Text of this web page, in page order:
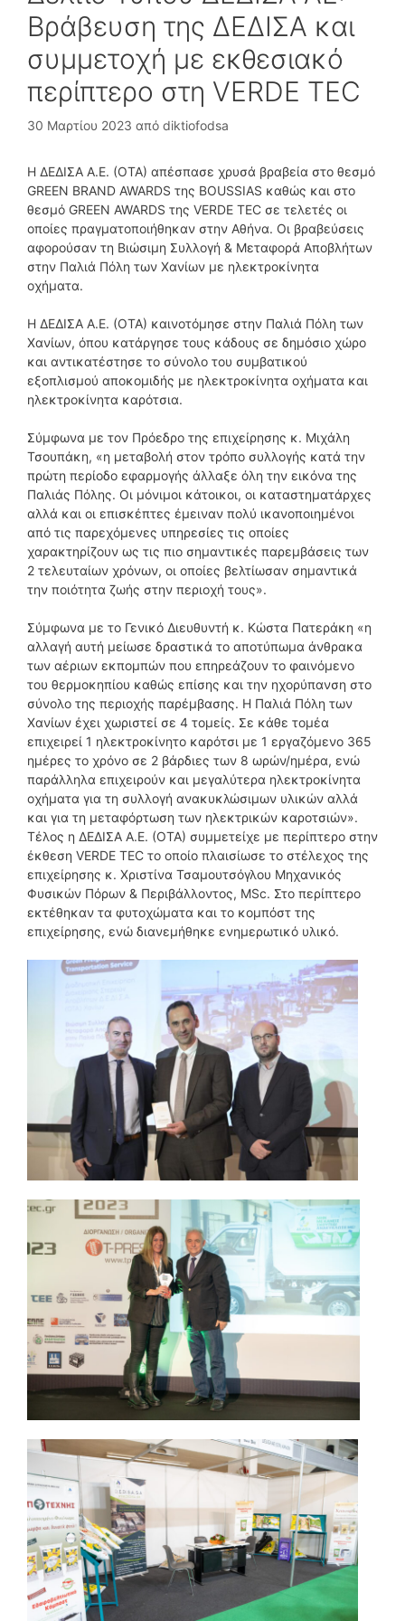
Βράβευση της ΔΕΔΙΣΑ και
συμμετοχή με εκθεσιακό
περίπτερο στη VERDE TEC
30 Μαρτίου 2023 από diktiofodsa
Η ΔΕΔΙΣΑ Α.Ε. (ΟΤΑ) απέσπασε χρυσά βραβεία στο θεσμό
GREEN BRAND AWARDS της BOUSSIAS καθώς και στο
θεσμό GREEN AWARDS της VERDE TEC σε τελετές οι
οποίες πραγματοποιήθηκαν στην Αθήνα. Οι βραβεύσεις
αφορούσαν τη Βιώσιμη Συλλογή & Μεταφορά Αποβλήτων
στην Παλιά Πόλη των Χανίων με ηλεκτροκίνητα
οχήματα.
Η ΔΕΔΙΣΑ Α.Ε. (ΟΤΑ) καινοτόμησε στην Παλιά Πόλη των
Χανίων, όπου κατάργησε τους κάδους σε δημόσιο χώρο
και αντικατέστησε το σύνολο του συμβατικού
εξοπλισμού αποκομιδής με ηλεκτροκίνητα οχήματα και
ηλεκτροκίνητα καρότσια.
Σύμφωνα με τον Πρόεδρο της επιχείρησης κ. Μιχάλη
Τσουπάκη, «η μεταβολή στον τρόπο συλλογής κατά την
πρώτη περίοδο εφαρμογής άλλαξε όλη την εικόνα της
Παλιάς Πόλης. Οι μόνιμοι κάτοικοι, οι καταστηματάρχες
αλλά και οι επισκέπτες έμειναν πολύ ικανοποιημένοι
από τις παρεχόμενες υπηρεσίες τις οποίες
χαρακτηρίζουν ως τις πιο σημαντικές παρεμβάσεις των
2 τελευταίων χρόνων, οι οποίες βελτίωσαν σημαντικά
την ποιότητα ζωής στην περιοχή τους».
Σύμφωνα με το Γενικό Διευθυντή κ. Κώστα Πατεράκη «η
αλλαγή αυτή μείωσε δραστικά το αποτύπωμα άνθρακα
των αέριων εκπομπών που επηρεάζουν το φαινόμενο
του θερμοκηπίου καθώς επίσης και την ηχορύπανση στο
σύνολο της περιοχής παρέμβασης. Η Παλιά Πόλη των
Χανίων έχει χωριστεί σε 4 τομείς. Σε κάθε τομέα
επιχειρεί 1 ηλεκτροκίνητο καρότσι με 1 εργαζόμενο 365
ημέρες το χρόνο σε 2 βάρδιες των 8 ωρών/ημέρα, ενώ
παράλληλα επιχειρούν και μεγαλύτερα ηλεκτροκίνητα
οχήματα για τη συλλογή ανακυκλώσιμων υλικών αλλά
και για τη μεταφόρτωση των ηλεκτρικών καροτσιών».
Τέλος η ΔΕΔΙΣΑ Α.Ε. (ΟΤΑ) συμμετείχε με περίπτερο στην
έκθεση VERDE TEC το οποίο πλαισίωσε το στέλεχος της
επιχείρησης κ. Χριστίνα Τσαμουτσόγλου Μηχανικός
Φυσικών Πόρων & Περιβάλλοντος, MSc. Στο περίπτερο
εκτέθηκαν τα φυτοχώματα και το κομπόστ της
επιχείρησης, ενώ διανεμήθηκε ενημερωτικό υλικό.